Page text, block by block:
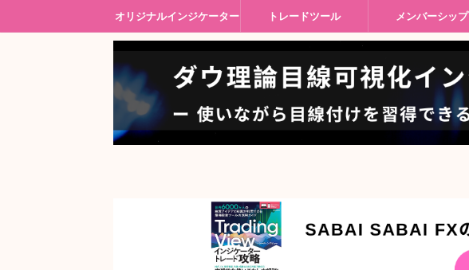
オリジナルインジケーター トレードツール メンバーシップ